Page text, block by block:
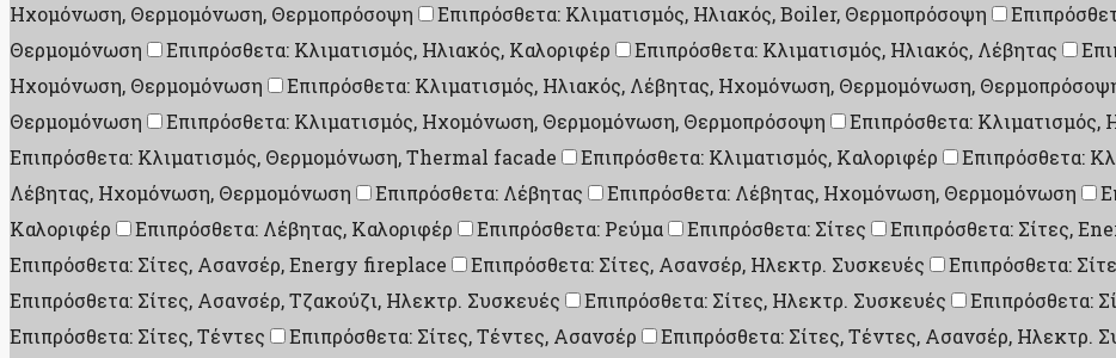
Ηχομόνωση, Θερμομόνωση, Θερμοπρόσοψη
Επιπρόσθετα: Κλιματισμός, Ηλιακός, Boiler, Θερμοπρόσοψη
Θερμομόνωση
Επιπρόσθετα: Κλιματισμός, Ηλιακός, Καλοριφέρ Επιπρόσθετα: Κλιματισμός, Ηλιακός, Λέβητας
Ηχομόνωση, Θερμομόνωση
Επιπρόσθετα: Κλιματισμός, Ηλιακός, Λέβητας, Ηχομόνωση, Θερμομόνωση,
Θερμομόνωση
Επιπρόσθετα: Κλιματισμός, Ηχομόνωση, Θερμομόνωση, Θερμοπρόσοψη
Επιπρόσθετα:
Επιπρόσθετα: Κλιματισμός, Θερμομόνωση, Thermal facade
Επιπρόσθετα: Κλιματισμός, Καλοριφέρ Επιπρόσθετα:
Λέβητας, Ηχομόνωση, Θερμομόνωση
Επιπρόσθετα: Λέβητας Επιπρόσθετα: Λέβητας, Ηχομόνωση, Θερμομόνωση
Καλοριφέρ
Επιπρόσθετα: Λέβητας, Καλοριφέρ Επιπρόσθετα: Ρεύμα Επιπρόσθετα: Σίτες Επιπρόσθετα: Σίτες,
Επιπρόσθετα: Σίτες, Ασανσέρ, Energy fireplace
Επιπρόσθετα: Σίτες, Ασανσέρ, Ηλεκτρ. Συσκευές
Επιπρόσθετα:
Επιπρόσθετα: Σίτες, Ασανσέρ, Τζακούζι, Ηλεκτρ. Συσκευές
Επιπρόσθετα: Σίτες, Ηλεκτρ. Συσκευές
Επιπρόσθετα:
Επιπρόσθετα: Σίτες, Τέντες
Επιπρόσθετα: Σίτες, Τέντες, Ασανσέρ Επιπρόσθετα: Σίτες, Τέντες, Ασανσέρ, Ηλεκτρ.